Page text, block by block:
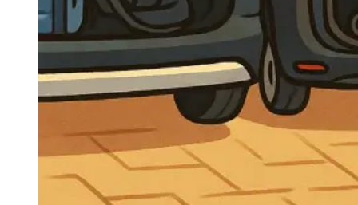
Navigație Mercedes W203
Navigație Mercedes W204
Navigație Mercedes W211
Navigație Mercedes Sprinter
Passat
Navigație Passat B5
Navigație Passat B5 5
Navigație Passat B6
Navigație Passat B7
Navigație Passat B8
Navigație Passat CC
Skoda
Navigație Skoda Fabia 1
Navigație Skoda Fabia 2